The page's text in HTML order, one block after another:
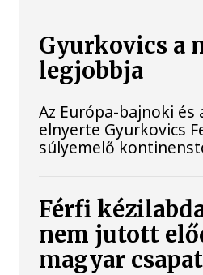
Gyurkovics a
legjobbja
Az Európa-bajnoki
elnyerte Gyurkovics
súlyemelő
Férfi
nem jutott
magyar csapat